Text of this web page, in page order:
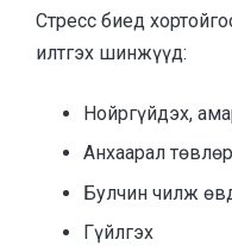
Стресс биед
илтгэх шинжүүд:
Нойргүйдэх,
Анхаарал
Булчин чилж
Гүйлгэх